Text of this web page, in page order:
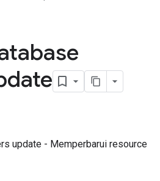
update - Memperbarui resource